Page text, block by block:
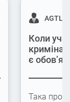
AGTL
Коли
є
Така